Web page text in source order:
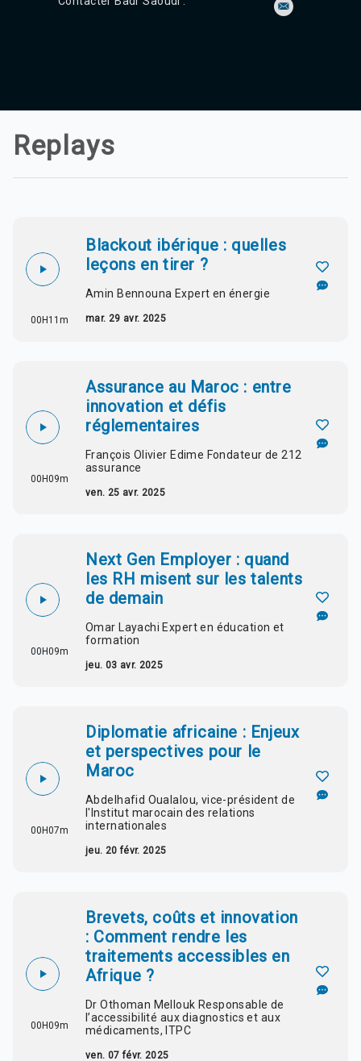
Replays
00H11m
Blackout ibérique : quelles
leçons en tirer ?
Amin Bennouna Expert en énergie
mar. 29 avr. 2025
00H09m
Assurance au Maroc : entre
innovation et défis
réglementaires
François Olivier Edime Fondateur de 212
assurance
ven. 25 avr. 2025
00H09m
Next Gen Employer : quand
les RH misent sur les talents
de demain
Omar Layachi Expert en éducation et
formation
jeu. 03 avr. 2025
00H07m
Diplomatie africaine : Enjeux
et perspectives pour le
Maroc
Abdelhafid Oualalou, vice-président de
l'Institut marocain des relations
internationales
jeu. 20 févr. 2025
00H09m
Brevets, coûts et innovation
: Comment rendre les
traitements accessibles en
Afrique ?
Dr Othoman Mellouk Responsable de
l’accessibilité aux diagnostics et aux
médicaments, ITPC
ven. 07 févr. 2025